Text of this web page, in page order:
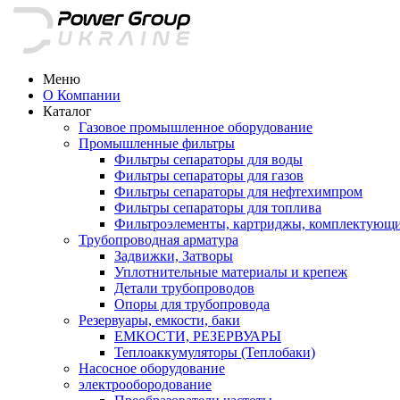
Меню
О Компании
Каталог
Газовое промышленное оборудование
Промышленные фильтры
Фильтры сепараторы для воды
Фильтры сепараторы для газов
Фильтры сепараторы для нефтехимпром
Фильтры сепараторы для топлива
Фильтроэлементы, картриджы,
Трубопроводная арматура
Задвижки, Затворы
Уплотнительные материалы и крепеж
Детали трубопроводов
Опоры для трубопровода
Резервуары, емкости, баки
ЕМКОСТИ, РЕЗЕРВУАРЫ
Теплоаккумуляторы (Теплобаки)
Насосное оборудование
электрообородование